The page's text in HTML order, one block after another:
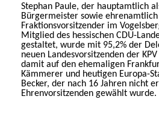
Stephan Paule, der hauptamtlich
Bürgermeister sowie ehrenamtlich
Fraktionsvorsitzender im
Mitglied des hessischen CDU-
gestaltet, wurde mit 95,2% der
neuen Landesvorsitzenden der
damit auf den ehemaligen
Kämmerer und heutigen Europa-
Becker, der nach 16 Jahren nicht
Ehrenvorsitzenden gewählt wurde.